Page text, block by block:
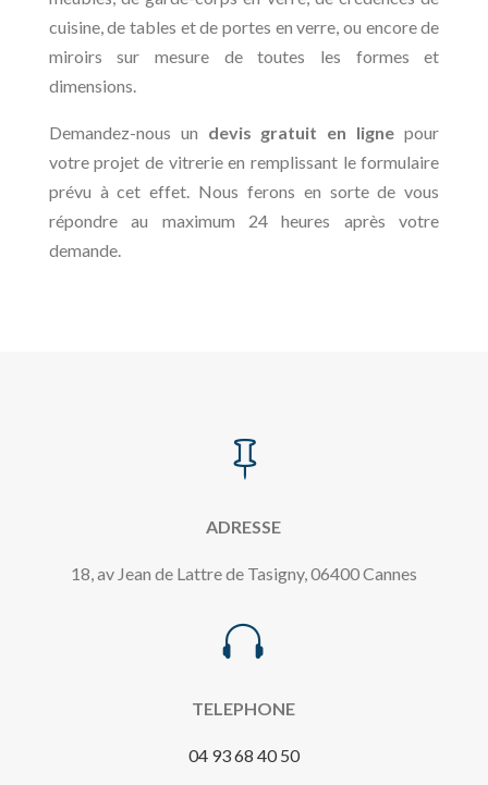
cuisine, de tables et de portes en verre, ou encore de
miroirs sur mesure de toutes les formes et
dimensions.
Demandez-nous un devis gratuit en ligne pour
votre projet de vitrerie en remplissant le formulaire
prévu à cet effet. Nous ferons en sorte de vous
répondre au maximum 24 heures après votre
demande.

ADRESSE
18, av Jean de Lattre de Tasigny, 06400 Cannes

TELEPHONE
04 93 68 40 50